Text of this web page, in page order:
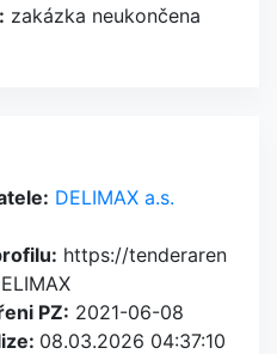
zakázka neukončena
DELIMAX a.s.
https://tenderaren
PZ: 2021-06-08
08.03.2026 04:37:10